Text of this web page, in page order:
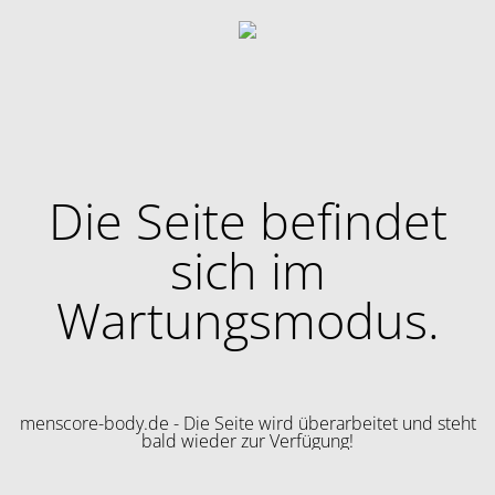
Die Seite befindet
sich im
Wartungsmodus.
menscore-body.de - Die Seite wird überarbeitet und steht
bald wieder zur Verfügung!